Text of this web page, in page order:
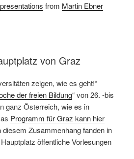
presentations from Martin Ebner
von Graz
zeigen, wie es geht!“
der freien Bildung“ von 26. -bis
ganz Österreich, wie es in
Programm für Graz kann hier
Zusammenhang fanden in
öffentliche Vorlesungen